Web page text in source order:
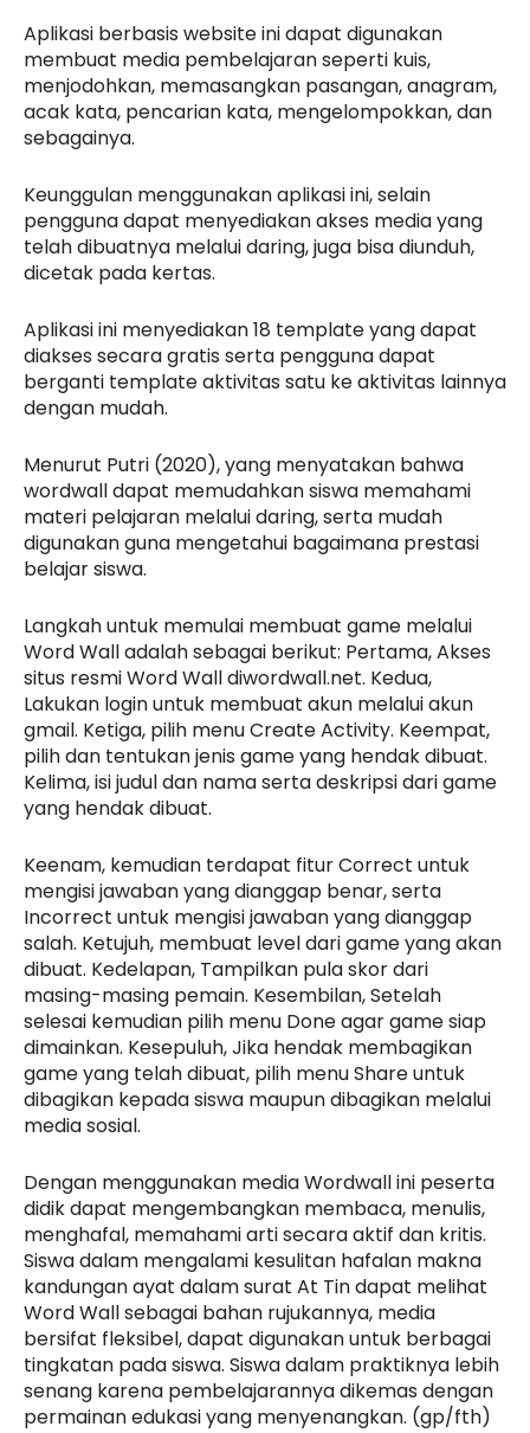
Aplikasi berbasis website ini dapat digunakan
membuat media pembelajaran seperti kuis,
menjodohkan, memasangkan pasangan, anagram,
acak kata, pencarian kata, mengelompokkan, dan
sebagainya.
Keunggulan menggunakan aplikasi ini, selain
pengguna dapat menyediakan akses media yang
telah dibuatnya melalui daring, juga bisa diunduh,
dicetak pada kertas.
Aplikasi ini menyediakan 18 template yang dapat
diakses secara gratis serta pengguna dapat
berganti template aktivitas satu ke aktivitas lainnya
dengan mudah.
Menurut Putri (2020), yang menyatakan bahwa
wordwall dapat memudahkan siswa memahami
materi pelajaran melalui daring, serta mudah
digunakan guna mengetahui bagaimana prestasi
belajar siswa.
Langkah untuk memulai membuat game melalui
Word Wall adalah sebagai berikut: Pertama, Akses
situs resmi Word Wall diwordwall.net. Kedua,
Lakukan login untuk membuat akun melalui akun
gmail. Ketiga, pilih menu Create Activity. Keempat,
pilih dan tentukan jenis game yang hendak dibuat.
Kelima, isi judul dan nama serta deskripsi dari game
yang hendak dibuat.
Keenam, kemudian terdapat fitur Correct untuk
mengisi jawaban yang dianggap benar, serta
Incorrect untuk mengisi jawaban yang dianggap
salah. Ketujuh, membuat level dari game yang akan
dibuat. Kedelapan, Tampilkan pula skor dari
masing-masing pemain. Kesembilan, Setelah
selesai kemudian pilih menu Done agar game siap
dimainkan. Kesepuluh, Jika hendak membagikan
game yang telah dibuat, pilih menu Share untuk
dibagikan kepada siswa maupun dibagikan melalui
media sosial.
Dengan menggunakan media Wordwall ini peserta
didik dapat mengembangkan membaca, menulis,
menghafal, memahami arti secara aktif dan kritis.
Siswa dalam mengalami kesulitan hafalan makna
kandungan ayat dalam surat At Tin dapat melihat
Word Wall sebagai bahan rujukannya, media
bersifat fleksibel, dapat digunakan untuk berbagai
tingkatan pada siswa. Siswa dalam praktiknya lebih
senang karena pembelajarannya dikemas dengan
permainan edukasi yang menyenangkan. (gp/fth)